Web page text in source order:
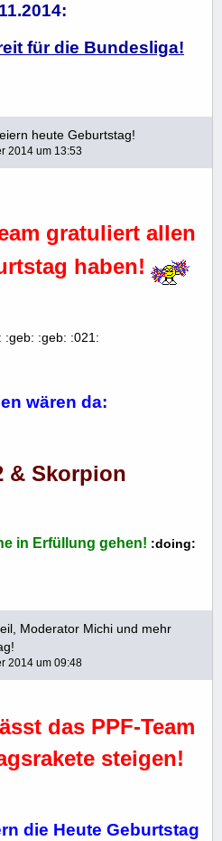
für die Bundesliga!
heute Geburtstag!
2014 um 13:53
gratuliert allen
haben!
:geb: :geb: :021:
wären da:
& Skorpion
in Erfüllung gehen! :doing:
Moderator Michi und mehr
2014 um 09:48
das PPF-Team
steigen!
die Heute Geburtstag